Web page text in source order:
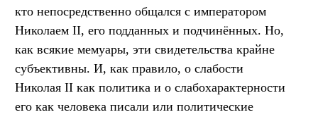
кто непосредственно общался с императором
Николаем II, его подданных и подчинённых. Но,
как всякие мемуары, эти свидетельства крайне
субъективны. И, как правило, о слабости
Николая II как политика и о слабохарактерности
его как человека писали или политические